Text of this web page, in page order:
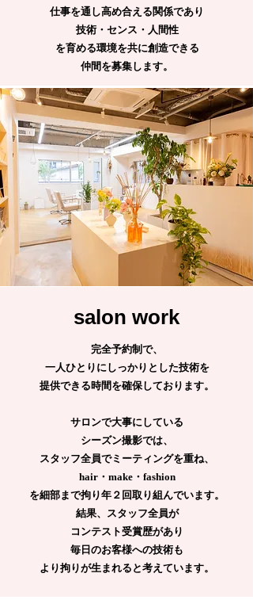
仕事を通し高め合える関係であり
技術・センス・人間性
​を育める環境を共に創造できる
仲間を募集します。
salon work
完全予約制で、
一人ひとりにしっかりとした技術を
提供できる時間を確保しております。
サロンで大事にしている
シーズン撮影では、
スタッフ全員でミーティングを重ね、
hair・make・fashion
を細部まで拘り年２回取り組んでいます。
結果、スタッフ全員が
コンテスト受賞歴があり
毎日のお客様への技術も
より拘りが生まれると考えています。